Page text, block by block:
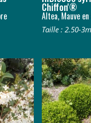
Chiffon'®
Altea, Mauve
Taille : 2.50-3m